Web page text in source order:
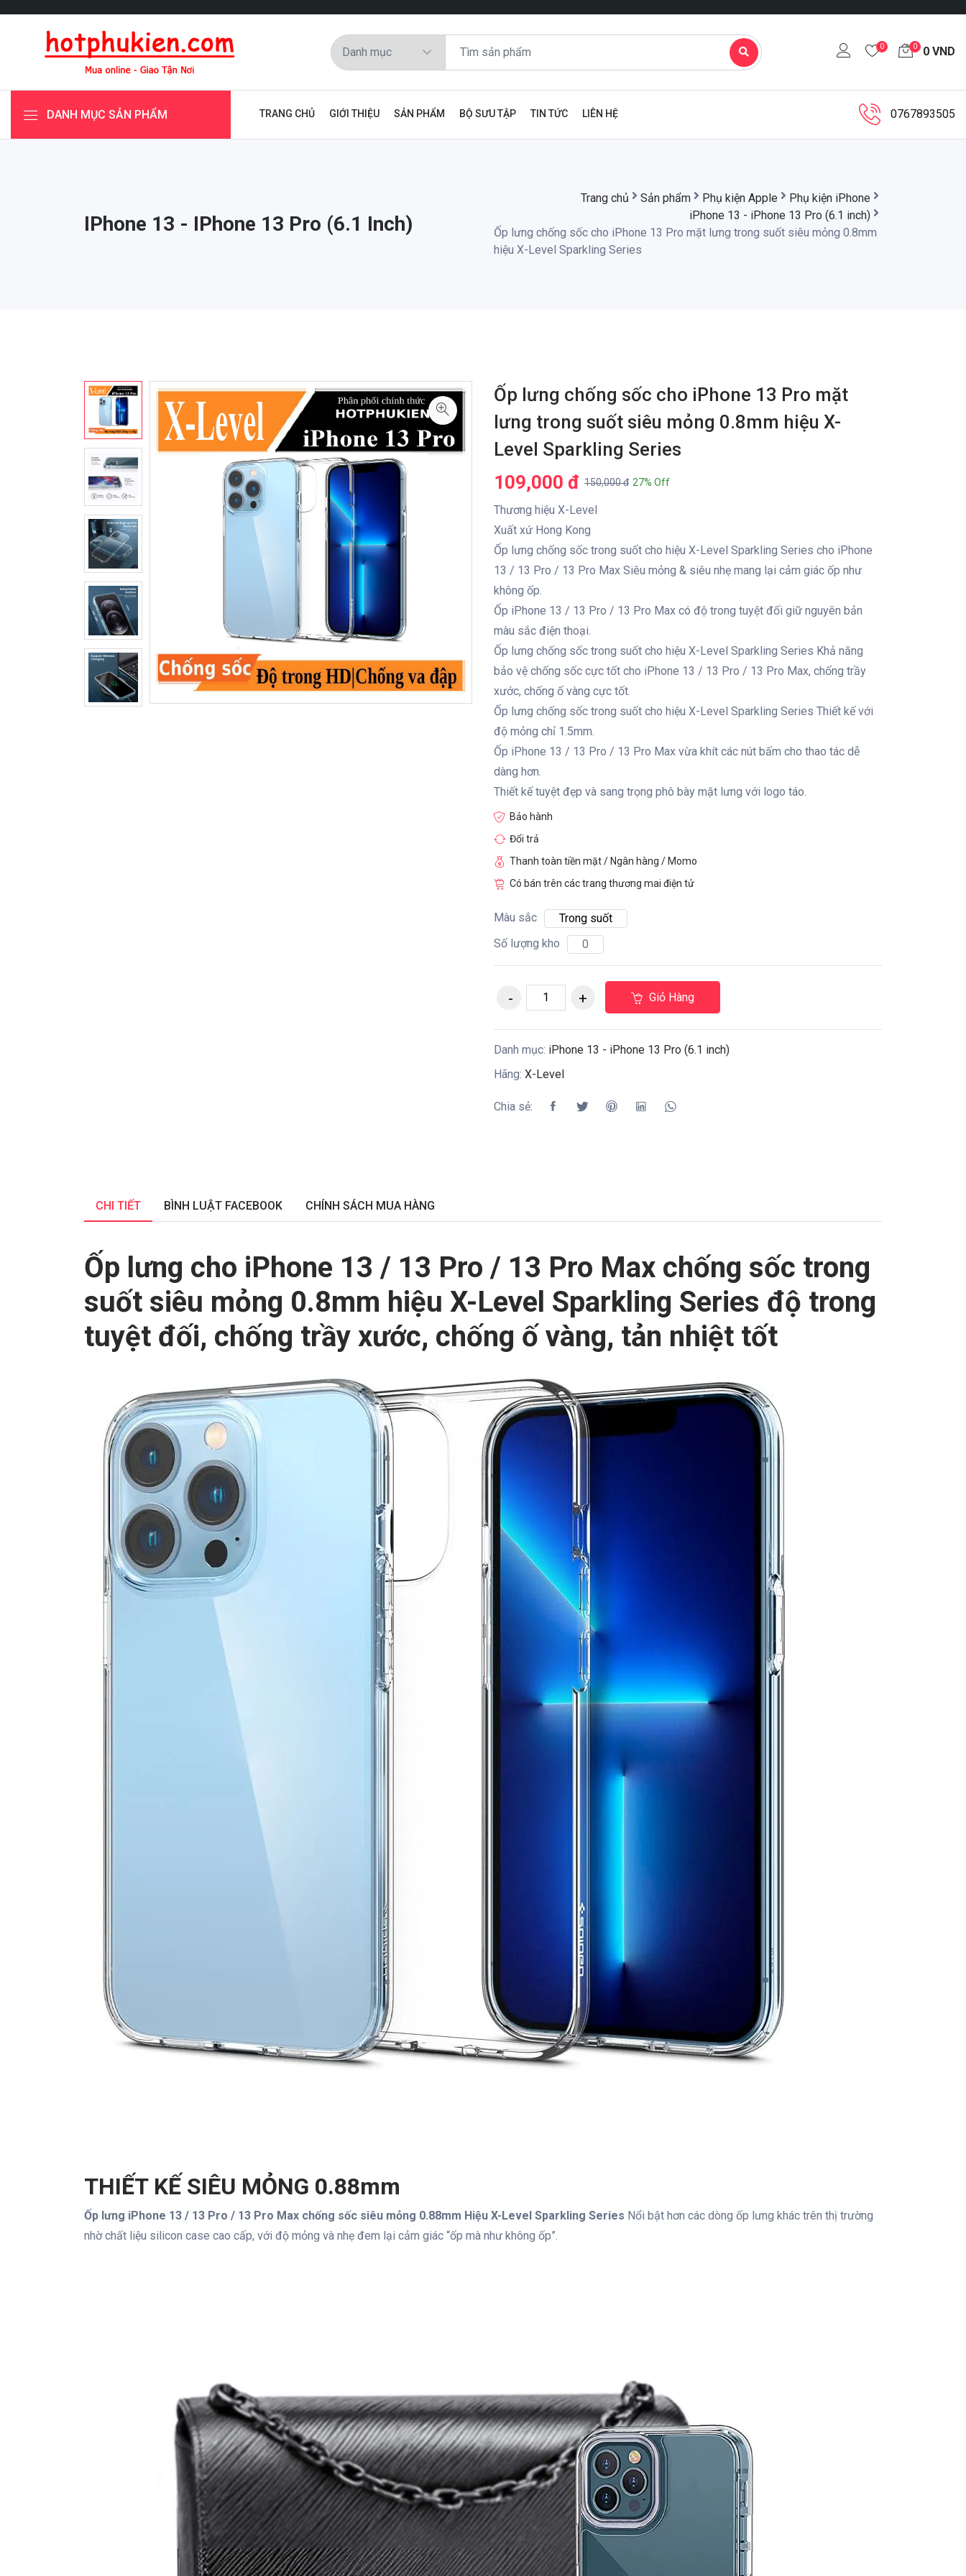
0 0 0 VND
DANH MỤC SẢN PHẨM TRANG CHỦ GIỚI THIỆU SẢN PHẨM BỘ SƯU TẬP TIN TỨC LIÊN HỆ 0767893505
IPhone 13 - IPhone 13 Pro (6.1 Inch)
Trang chủ Sản phẩm Phụ kiện Apple
Phụ kiện iPhone
iPhone 13 - iPhone 13 Pro (6.1 inch)
Ốp lưng chống sốc cho iPhone 13 Pro mặt lưng trong suốt siêu mỏng 0.8mm
hiệu X-Level Sparkling Series
Ốp lưng chống sốc cho iPhone 13 Pro mặt
lưng trong suốt siêu mỏng 0.8mm hiệu X-
Level Sparkling Series
109,000 đ 150,000 đ 27% Off
Thương hiệu X-Level
Xuất xứ Hong Kong
Ốp lưng chống sốc trong suốt cho hiệu X-Level Sparkling Series cho iPhone
13 / 13 Pro / 13 Pro Max Siêu mỏng & siêu nhẹ mang lại cảm giác ốp như
không ốp.
Ốp iPhone 13 / 13 Pro / 13 Pro Max có độ trong tuyệt đối giữ nguyên bản
màu sắc điện thoại.
Ốp lưng chống sốc trong suốt cho hiệu X-Level Sparkling Series Khả năng
bảo vệ chống sốc cực tốt cho iPhone 13 / 13 Pro / 13 Pro Max, chống trầy
xước, chống ố vàng cực tốt.
Ốp lưng chống sốc trong suốt cho hiệu X-Level Sparkling Series Thiết kế với
độ mỏng chỉ 1.5mm.
Ốp iPhone 13 / 13 Pro / 13 Pro Max vừa khít các nút bấm cho thao tác dễ
dàng hơn.
Thiết kế tuyệt đẹp và sang trọng phô bày mặt lưng với logo táo.
Bảo hành
Đổi trả
Thanh toàn tiền mặt / Ngân hàng / Momo
Có bán trên các trang thương mai điện tử
Màu sắc
Trong suốt
Số lượng kho
0
Giỏ Hàng
Danh mục: iPhone 13 - iPhone 13 Pro (6.1 inch)
Hãng: X-Level
Chia sẻ:
CHI TIẾT BÌNH LUẬT FACEBOOK CHÍNH SÁCH MUA HÀNG
Ốp lưng cho iPhone 13 / 13 Pro / 13 Pro Max chống sốc trong
suốt siêu mỏng 0.8mm hiệu X-Level Sparkling Series độ trong
tuyệt đối, chống trầy xước, chống ố vàng, tản nhiệt tốt
THIẾT KẾ SIÊU MỎNG 0.88mm
Ốp lưng iPhone 13 / 13 Pro / 13 Pro Max chống sốc siêu mỏng 0.88mm Hiệu X-Level Sparkling Series Nổi bật hơn các dòng ốp lưng khác trên thị trường
nhờ chất liệu silicon case cao cấp, với độ mỏng và nhẹ đem lại cảm giác “ốp mà như không ốp”.